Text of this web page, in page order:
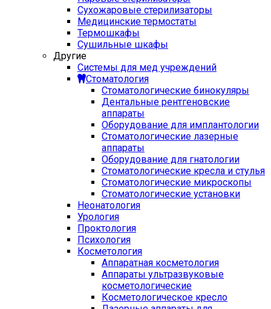
Сухожаровые стерилизаторы
Медицинские термостаты
Термошкафы
Сушильные шкафы
Другие
Системы для мед учреждений
Стоматология
Стоматологические бинокуляры
Дентальные рентгеновские
аппараты
Оборудование для имплантологии
Стоматологические лазерные
аппараты
Оборудование для гнатологии
Стоматологические кресла и стулья
Стоматологические микроскопы
Стоматологические установки
Неонатология
Урология
Проктология
Психология
Косметология
Аппаратная косметология
Аппараты ультразвуковые
косметологические
Косметологическое кресло